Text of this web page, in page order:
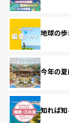
地球の
今年の夏
知れば